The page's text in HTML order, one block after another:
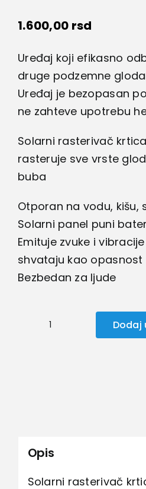
1.600,00 rsd
Uređaj koji efikasno
druge podzemne
Uređaj je bezopasan
ne zahteve upotrebu
Solarni rasterivač
rasteruje sve vrste
buba
Otporan na vodu, kišu,
Solarni panel puni
Emituje zvuke i
shvataju kao opasnost
Bezbedan za ljude
Solarni
Dodaj
Opis
Solarni rasterivač